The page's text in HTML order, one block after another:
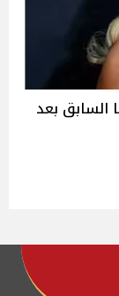
السابق بعد